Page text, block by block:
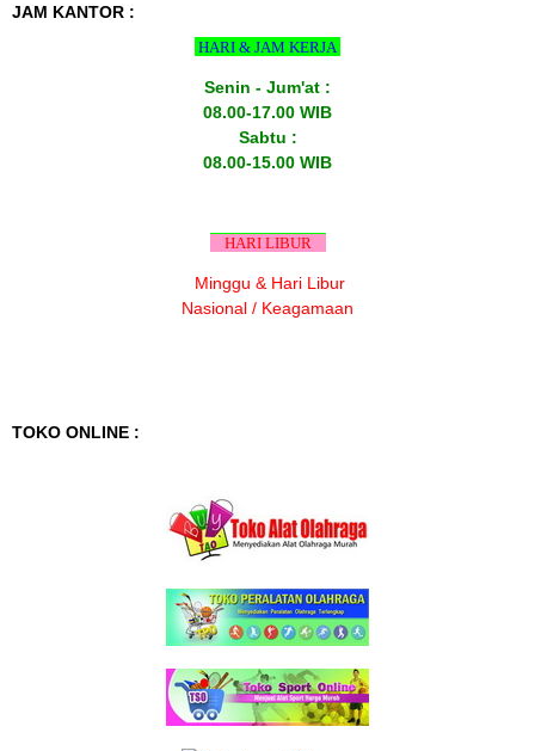
JAM KANTOR :
HARI & JAM KERJA
Senin - Jum'at :
08.00-17.00 WIB
Sabtu :
08.00-15.00 WIB
HARI LIBUR
Minggu & Hari Libur
Nasional / Keagamaan
TOKO ONLINE :